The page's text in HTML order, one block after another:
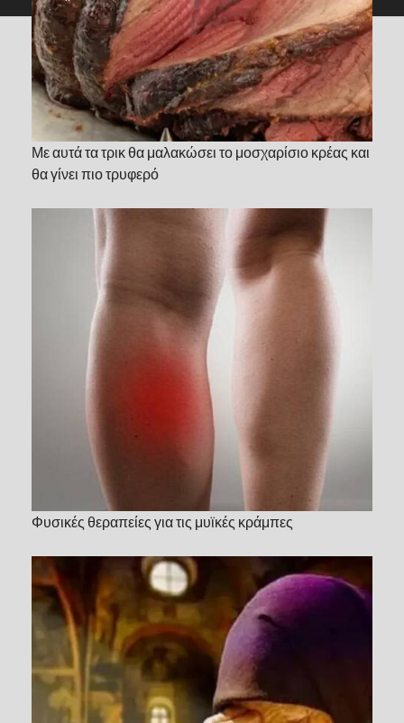
Με αυτά τα τρικ θα μαλακώσει το μοσχαρίσιο κρέας και
θα γίνει πιο τρυφερό
Φυσικές θεραπείες για τις μυϊκές κράμπες